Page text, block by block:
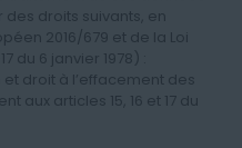
droits suivants, en
2016/679 et de la Loi
du 6 janvier 1978) :
droit à l’effacement des
aux articles 15, 16 et 17 du